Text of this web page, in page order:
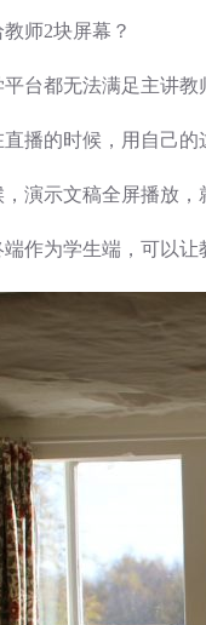
师2块屏幕？
台都无法满足主讲教
播的时候，用自己
演示文稿全屏播放
作为学生端，可以让